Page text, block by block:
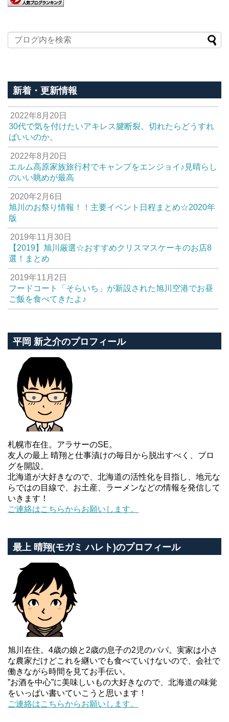
新着・更新情報
2022年8月20日
30代で気を付けたいアキレス腱断裂。切れたらどうすれ
ばいいのか。
2022年8月20日
エルム高原家族旅行村でキャンプをエンジョイ♪見晴らし
のいい眺めが最高
2020年2月6日
旭川のお祭り情報！！主要イベント日程まとめ☆2020年
版
2019年11月30日
【2019】旭川厳選☆おすすめクリスマスケーキのお店8
選！まとめ
2019年11月2日
フードコート「そらいち」が新設された旭川空港でお昼
ご飯を食べてきたよ♪
平岡 新之介のプロフィール
札幌市在住。アラサーのSE。
友人の最上 晴翔と仕事漬けの毎日から脱出すべく、ブロ
グを開設。
北海道が大好きなので、北海道の活性化を目指し、地元な
らではの目線で、お土産、ラーメンなどの情報を発信して
いきます！
ご連絡はこちらからお願いします。
最上 晴翔(モガミ ハレト)のプロフィール
旭川在住。4歳の娘と2歳の息子の2児のパパ。実家は小さ
な農家だけどこれを継いでも食べていけないので、会社で
働きながら時間を見てお手伝い。
”お酒を中心”に美味しいもの大好きなので、北海道の味覚
をいっぱい書いていこうと思います！
ご連絡はこちらからお願いします。